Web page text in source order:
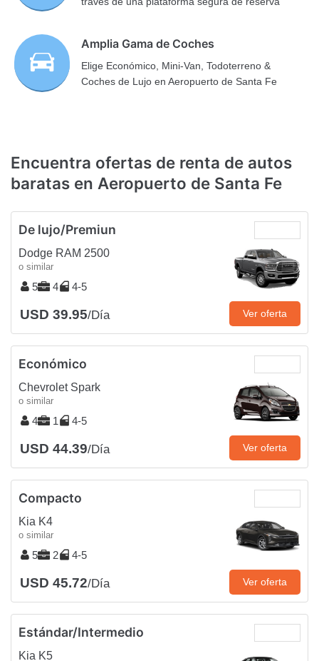
Amplia Gama de Coches
Elige Económico, Mini-Van, Todoterreno &
Coches de Lujo en Aeropuerto de Santa Fe
Encuentra ofertas de renta de autos
baratas en Aeropuerto de Santa Fe
De lujo/Premiun
Dodge RAM 2500
o similar
5 4 4-5
USD 39.95/Día Ver oferta
Económico
Chevrolet Spark
o similar
4 1 4-5
USD 44.39/Día Ver oferta
Compacto
Kia K4
o similar
5 2 4-5
USD 45.72/Día Ver oferta
Estándar/Intermedio
Kia K5